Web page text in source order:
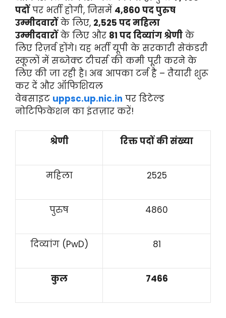
पदों पर भर्ती होगी, जिसमें 4,860 पद पुरुष
उम्मीदवारों के लिए, 2,525 पद महिला
उम्मीदवारों के लिए और 81 पद दिव्यांग श्रेणी के
लिए रिज़र्व होंगे। यह भर्ती यूपी के सरकारी सेकंडरी
स्कूलों में सब्जेक्ट टीचर्स की कमी पूरी करने के
लिए की जा रही है। अब आपका टर्न है – तैयारी शुरू
कर दें और ऑफिशियल
वेबसाइट uppsc.up.nic.in पर डिटेल्ड
नोटिफिकेशन का इंतज़ार करें!
श्रेणी रिक्त पदों की संख्या
महिला 2525
पुरुष 4860
दिव्यांग (PwD) 81
कुल 7466